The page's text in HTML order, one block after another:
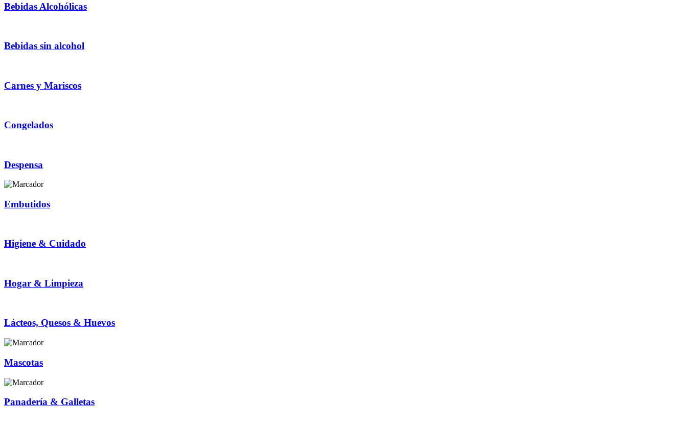
Bebidas Alcohólicas
Bebidas sin alcohol
Carnes y Mariscos
Congelados
Despensa
Embutidos
Higiene & Cuidado
Hogar & Limpieza
Lácteos, Quesos & Huevos
Mascotas
Panadería & Galletas